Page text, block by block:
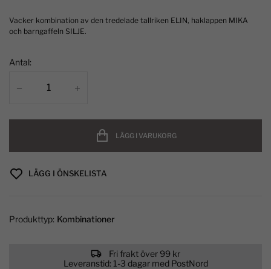
Vacker kombination av den tredelade tallriken ELIN, haklappen MIKA
och barngaffeln SILJE.
Antal:
LÄGG I VARUKORG
LÄGG I ÖNSKELISTA
Produkttyp: Kombinationer
Fri frakt över 99 kr
Leveranstid: 1-3 dagar med PostNord